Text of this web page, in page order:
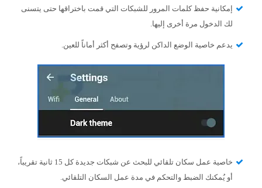
إمكانية حفظ كلمات المرور للشبكات التي قمت باختراقها حتى يتسنى
لك الدخول مرة أخرى إليها.
يدعم خاصية الوضع الداكن لرؤية وتصفح أكثر أماناً للعين.
خاصية عمل سكان تلقائي للبحث عن شبكات جديدة كل 15 ثانية تقريباً،
أو يُمكنك الضبط والتحكم في مدة عمل السكان التلقائي.